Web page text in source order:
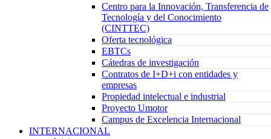
Centro para la Innovación, Transferencia de
Tecnología y del Conocimiento
(CINTTEC)
Oferta tecnológica
EBTCs
Cátedras de investigación
Contratos de I+D+i con entidades y
empresas
Propiedad intelectual e industrial
Proyecto Umotor
Campus de Excelencia Internacional
INTERNACIONAL